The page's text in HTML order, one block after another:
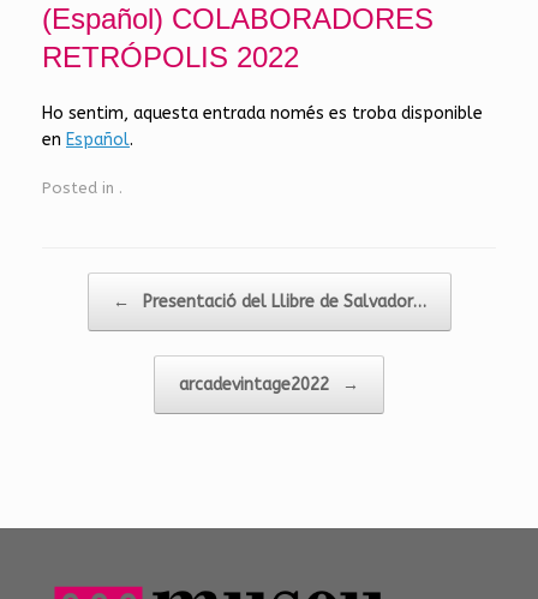
(Español) COLABORADORES
RETRÓPOLIS 2022
Ho sentim, aquesta entrada només es troba disponible
en Español.
Posted in .
← Presentació del Llibre de Salvador…
arcadevintage2022 →